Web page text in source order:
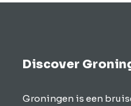
Discover
Groningen is een